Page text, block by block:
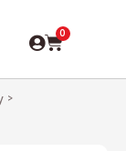
0
>